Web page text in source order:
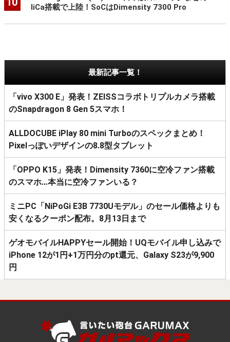
liCa搭載で上陸！SoCはDimensity 7300 Pro
最新記事一覧！
「vivo X300 E」発表！ZEISSコラボトリプルカメラ搭載
のSnapdragon 8 Gen 5スマホ！
ALLDOCUBE iPlay 80 mini Turboのスペックまとめ！
Pixelっぽいデザインの8.8型タブレット
「OPPO K15」発表！Dimensity 7360に空冷ファン搭載
のスマホ…本当に空冷ファンいる？
ミニPC「NiPoGi E3B 7730Uモデル」のセール価格よりも
安くなるクーポン配布。8月13日まで
ゲオモバイルHAPPYセール開始！UQモバイル申し込みで
iPhone 12が1円+1万円分のpt還元、Galaxy S23が9,900
円